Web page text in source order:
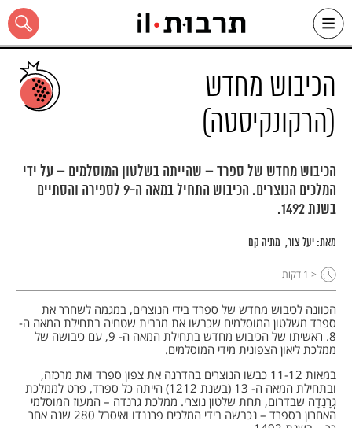
Skip
content
כל האתר
הכיבוש מחדש
(הרקונקיסטה)
הכיבוש מחדש של ספרד – שהייתה בשלטון המוסלמים – על ידי
המלכים הנוצרים. הכיבוש התחיל במאה ה-9 לספירה והסתיים
בשנת 1492.
מאת:יעל צור מתיה קם
< 1 דקות
הכוונה לכיבוש מחדש של ספרד בידי הנוצרים, במגמה לשחרר את
ספרד משלטון המוסלמים שכבשו את מרבית שטחיה בתחילת המאה ה-
8. ראשיתו של הכיבוש מחדש בתחילת המאה ה- 9, עם כיבושה של
ממלכת ליאון הצפונית מידי המוסלמים.
במאות 11-12 כבשו הנוצרים בהדרגה את צפון ספרד ואת מרכזה,
ובתחילת המאה ה- 13 (בשנת 1212) הייתה כל ספרד, פרט לממלכת
גְרָנָדָה שבדרום, תחת שלטון נוצרי. ממלכת גרנדה – המעוז המוסלמי
האחרון בספרד – נכבשה בידי המלכים פרננדו ואיסבל 280 שנה אחר